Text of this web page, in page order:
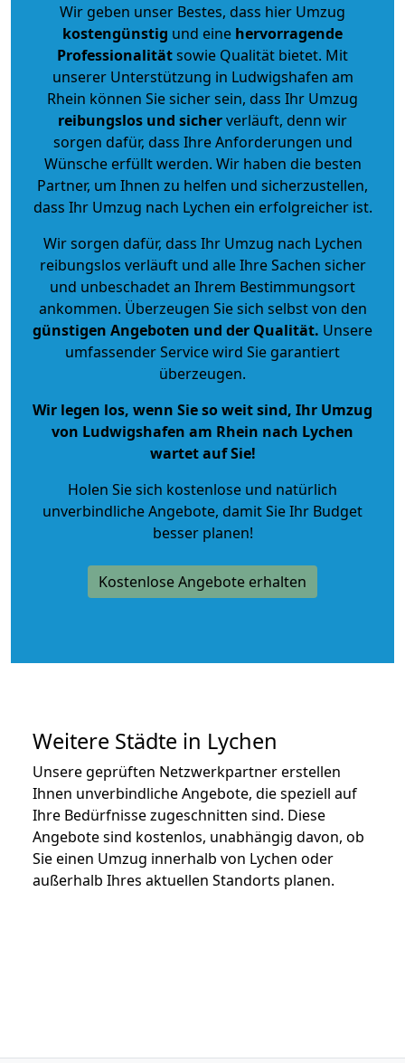
Wir geben unser Bestes, dass hier Umzug
kostengünstig und eine hervorragende
Professionalitätsowie Qualität bietet. Mit
unserer Unterstützung in Ludwigshafen am
Rhein können Sie sicher sein, dass Ihr Umzug
reibungslos und sicherverläuft, denn wir
sorgen dafür, dass Ihre Anforderungen und
Wünsche erfüllt werden. Wir haben die besten
Partner, um Ihnen zu helfen und sicherzustellen,
dass Ihr Umzug nach Lychen ein erfolgreicher ist.
Wir sorgen dafür, dass Ihr Umzug nach Lychen
reibungslos verläuft und alle Ihre Sachen sicher
und unbeschadet an Ihrem Bestimmungsort
ankommen. Überzeugen Sie sich selbst von den
günstigen Angeboten und der Qualität. Unsere
umfassender Service wird Sie garantiert
überzeugen.
Wir legen los, wenn Sie so weit sind, Ihr Umzug
von Ludwigshafen am Rhein nach Lychen
wartet auf Sie!
Holen Sie sich kostenlose und natürlich
unverbindliche Angebote, damit Sie Ihr Budget
besser planen!
Kostenlose Angebote erhalten
Weitere Städte in Lychen
Unsere geprüften Netzwerkpartner erstellen
Ihnen unverbindliche Angebote, die speziell auf
Ihre Bedürfnisse zugeschnitten sind. Diese
Angebote sind kostenlos, unabhängig davon, ob
Sie einen Umzug innerhalb von Lychen oder
außerhalb Ihres aktuellen Standorts planen.